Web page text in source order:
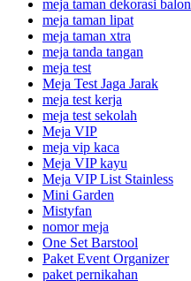
meja taman dekorasi balon
meja taman lipat
meja taman xtra
meja tanda tangan
meja test
Meja Test Jaga Jarak
meja test kerja
meja test sekolah
Meja VIP
meja vip kaca
Meja VIP kayu
Meja VIP List Stainless
Mini Garden
Mistyfan
nomor meja
One Set Barstool
Paket Event Organizer
paket pernikahan